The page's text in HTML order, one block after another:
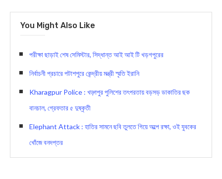
You Might Also Like
পরীক্ষা ছাড়াই শেষ সেমিস্টার, সিদ্ধান্ত আই আই টি খড়গপুরের
নির্বাচনী প্রচারে পটাশপুরে কেন্দ্রীয় মন্ত্রী স্মৃতি ইরানি
Kharagpur Police : খড়্গপুর পুলিশের তৎপরতায় বড়সড় ডাকাতির ছক
বানচাল, গ্রেফতার ৫ দুষ্কৃতী
Elephant Attack : হাতির সামনে ছবি তুলতে গিয়ে অল্পে রক্ষা, ওই যুবকের
খোঁজে বনদপ্তর